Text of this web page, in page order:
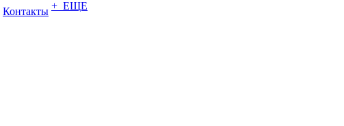
Контакты + ЕЩЕ